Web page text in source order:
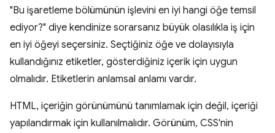
"Bu işaretleme bölümünün işlevini en iyi hangi öğe temsil
ediyor?" diye kendinize sorarsanız büyük olasılıkla iş için
en iyi öğeyi seçersiniz. Seçtiğiniz öğe ve dolayısıyla
kullandığınız etiketler, gösterdiğiniz içerik için uygun
olmalıdır. Etiketlerin anlamsal anlamı vardır.
HTML, içeriğin görünümünü tanımlamak için değil, içeriği
yapılandırmak için kullanılmalıdır. Görünüm, CSS'nin